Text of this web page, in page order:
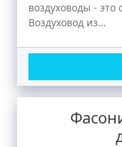
воздуховоды -
Воздуховод из…